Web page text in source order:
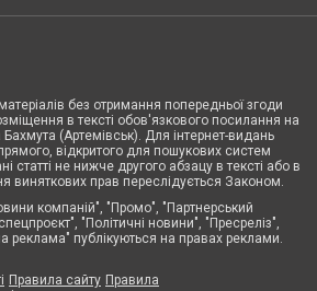
без отримання попередньої згоди
в тексті обов'язкового посилання на
(Артемівськ). Для інтернет-видань
відкритого для пошукових систем
статті не нижче другого абзацу в тексті або в
виняткових прав переслідується Законом.
компаній", "Промо", "Партнерський
"Політичні новини", "Пресреліз",
реклама" публікуються на правах реклами.
Правила сайту Правила